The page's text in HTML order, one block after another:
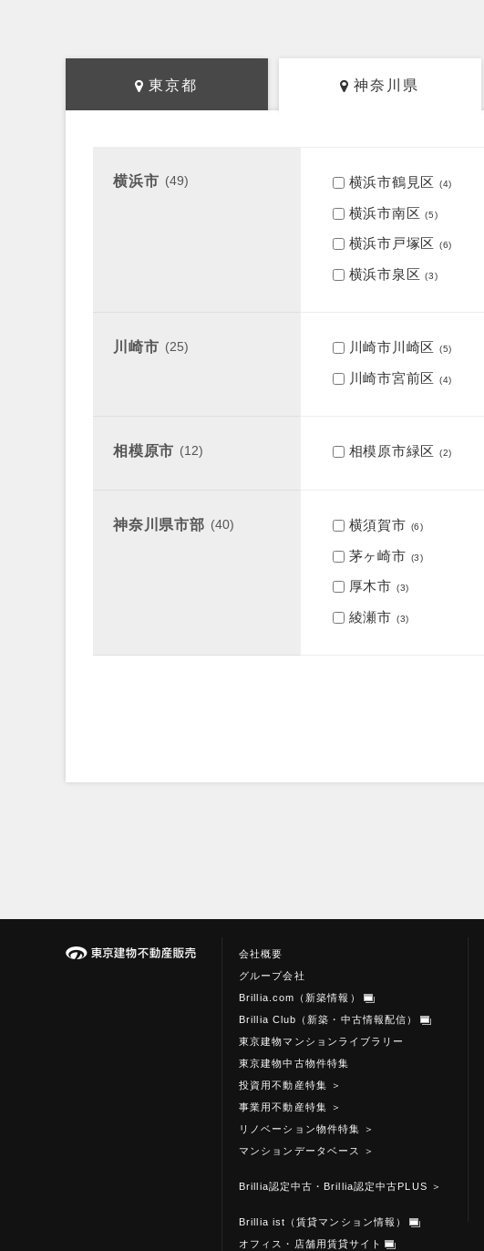
東京都 神奈川県
横浜市 (49) 横浜市鶴見区 (4)
横浜市南区 (5)
横浜市戸塚区 (6)
横浜市泉区 (3)
川崎市 (25) 川崎市川崎区 (5)
川崎市宮前区 (4)
相模原市 (12) 相模原市緑区 (2)
神奈川県市部 (40) 横須賀市 (6)
茅ヶ崎市 (3)
厚木市 (3)
綾瀬市 (3)
会社概要
グループ会社
Brillia.com（新築情報）
Brillia Club（新築・中古情報配信）
東京建物マンションライブラリー
東京建物中古物件特集
投資用不動産特集 ＞
事業用不動産特集 ＞
リノベーション物件特集 ＞
マンションデータベース
＞
Brillia認定中古・Brillia認定中古PLUS ＞
Brillia ist（賃貸マンション情報）
オフィス・店舗用賃貸サイト